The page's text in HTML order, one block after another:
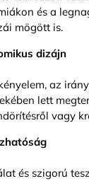
és a
mögött is.
dizájn
az
lett
vagy
és szigorú
hogy